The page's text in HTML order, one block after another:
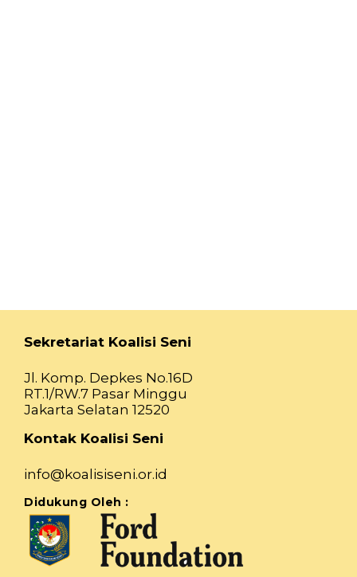
Sekretariat Koalisi Seni
Jl. Komp. Depkes No.16D
RT.1/RW.7 Pasar Minggu
Jakarta Selatan 12520
Kontak Koalisi Seni
info@koalisiseni.or.id
Didukung Oleh :